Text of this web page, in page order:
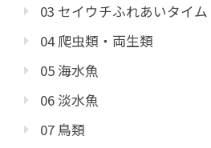
03 セイウチふれあいタイム
04 爬虫類・両生類
05 海水魚
06 淡水魚
07 鳥類